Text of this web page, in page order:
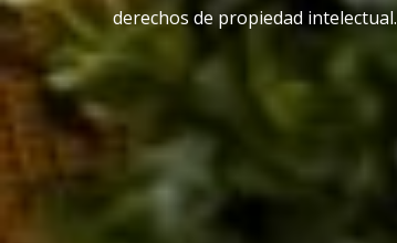
derechos de propiedad intelectual.